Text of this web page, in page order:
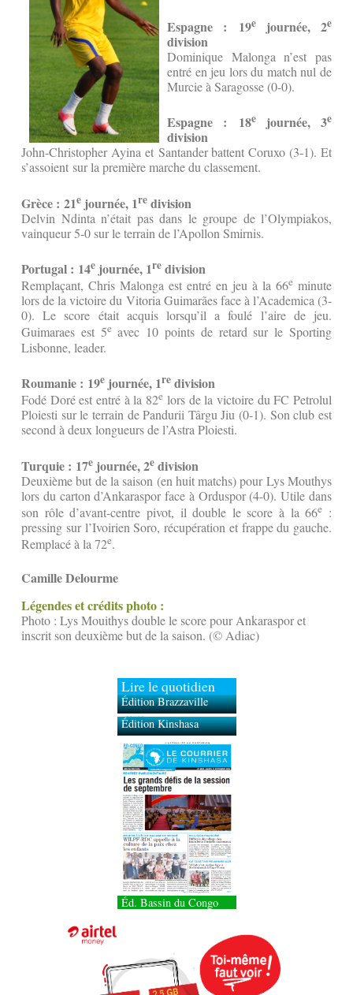
Espagne : 19ejournée, 2e
division
Dominique Malonga n’est pas
entré en jeu lors du match nul de
Murcie à Saragosse (0-0).
Espagne : 18ejournée, 3e
division
John-Christopher Ayina et Santander battent Coruxo (3-1). Et
s’assoient sur la première marche du classement.
Grèce : 21e journée, 1re division
Delvin Ndinta n’était pas dans le groupe de l’Olympiakos,
vainqueur 5-0 sur le terrain de l’Apollon Smirnis.
Portugal : 14e journée, 1re division
Remplaçant, Chris Malonga est entré en jeu à la 66e minute
lors de la victoire du Vitoria Guimarães face à l’Academica (3-
0). Le score était acquis lorsqu’il a foulé l’aire de jeu.
Guimaraes est 5eavec 10 points de retard sur le Sporting
Lisbonne, leader.
Roumanie : 19e journée, 1re division
Fodé Doré est entré à la 82e lors de la victoire du FC Petrolul
Ploiesti sur le terrain de Pandurii Târgu Jiu (0-1). Son club est
second à deux longueurs de l’Astra Ploiesti.
Turquie : 17e journée, 2e division
Deuxième but de la saison (en huit matchs) pour Lys Mouthys
lors du carton d’Ankaraspor face à Orduspor (4-0). Utile dans
son rôle d’avant-centre pivot, il double le score à la 66e :
pressing sur l’Ivoirien Soro, récupération et frappe du gauche.
Remplacé à la 72e.
Camille Delourme
Légendes et crédits photo :
Photo : Lys Mouithys double le score pour Ankaraspor et
inscrit son deuxième but de la saison. (© Adiac)
Lire le quotidien
Édition Brazzaville
Édition Kinshasa
Éd. Bassin du Congo